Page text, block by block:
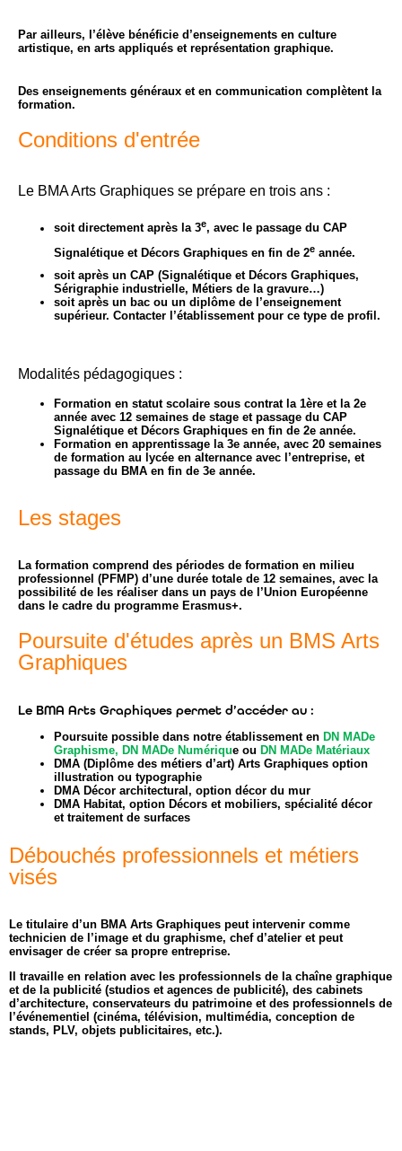
Par ailleurs, l’élève bénéficie d’enseignements en culture
artistique, en arts appliqués et représentation graphique.
Des enseignements généraux et en communication complètent la
formation.
Conditions d'entrée
Le BMA Arts Graphiques se prépare en trois ans :
soit directement après la 3e, avec le passage du CAP
Signalétique et Décors Graphiques en fin de 2e année.
soit après un CAP (Signalétique et Décors Graphiques,
Sérigraphie industrielle, Métiers de la gravure…)
soit après un bac ou un diplôme de l’enseignement
supérieur. Contacter l’établissement pour ce type de profil.
Modalités pédagogiques :
Formation en statut scolaire sous contrat la 1ère et la 2e
année avec 12 semaines de stage et passage du CAP
Signalétique et Décors Graphiques en fin de 2e année.
Formation en apprentissage la 3e année, avec 20 semaines
de formation au lycée en alternance avec l’entreprise, et
passage du BMA en fin de 3e année.
Les stages
La formation comprend des périodes de formation en milieu
professionnel (PFMP) d’une durée totale de 12 semaines, avec la
possibilité de les réaliser dans un pays de l’Union Européenne
dans le cadre du programme Erasmus+.
Poursuite d'études après un BMS Arts
Graphiques
Le BMA Arts Graphiques permet d’accéder au :
Poursuite possible dans notre établissement en DN MADe
Graphisme, DN MADe Numérique ou DN MADe Matériaux
DMA (Diplôme des métiers d’art) Arts Graphiques option
illustration ou typographie
DMA Décor architectural, option décor du mur
DMA Habitat, option Décors et mobiliers, spécialité décor
et traitement de surfaces
Débouchés professionnels et métiers
visés
Le titulaire d’un BMA Arts Graphiques peut intervenir comme
technicien de l’image et du graphisme, chef d’atelier et peut
envisager de créer sa propre entreprise.
Il travaille en relation avec les professionnels de la chaîne graphique
et de la publicité (studios et agences de publicité), des cabinets
d’architecture, conservateurs du patrimoine et des professionnels de
l’événementiel (cinéma, télévision, multimédia, conception de
stands, PLV, objets publicitaires, etc.).